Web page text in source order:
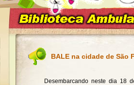
BALE na cidade de São
Desembarcando neste dia 18